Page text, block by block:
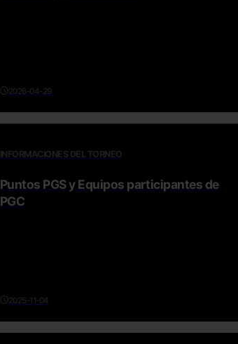
2026-04-29
INFORMACIONES DEL TORNEO
Puntos PGS y Equipos participantes de
PGC
2025-11-04